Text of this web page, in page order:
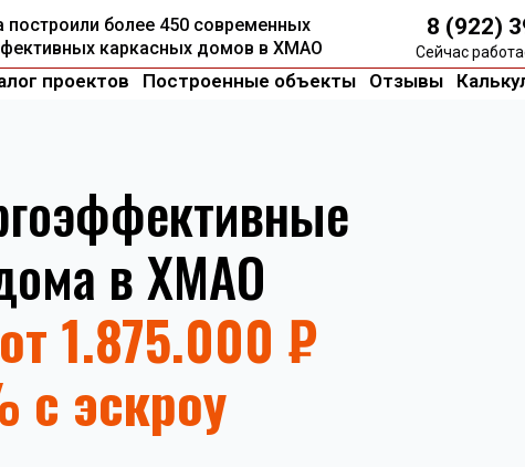
построили более 450 современных
каркасных домов в ХМАО
8 (922)
Сейчас
проектов Построенные объекты Отзывы
в ХМАО
1.875.000 ₽
с эскроу